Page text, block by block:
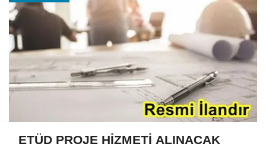
ETÜD PROJE HİZMETİ ALINACAK